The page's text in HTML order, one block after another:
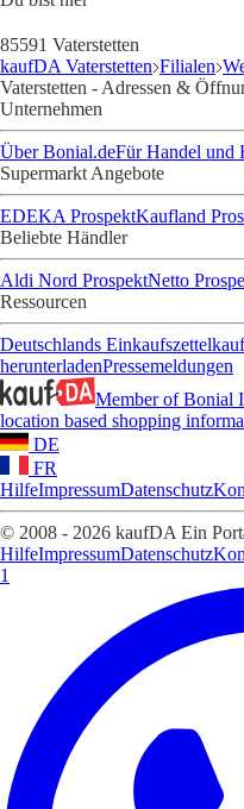
85591 Vaterstetten
kaufDA Vaterstetten Filialen
Vaterstetten - Adressen &
Unternehmen
Über Bonial.deFür Handel und
Supermarkt Angebote
EDEKA ProspektKaufland
Beliebte Händler
Aldi Nord ProspektNetto
Ressourcen
Deutschlands Einkaufszettel
herunterladenPressemeldungen
Member of Bonial
location based shopping
DE
FR
HilfeImpressumDatenschutz
© 2008 - 2026 kaufDA Ein
HilfeImpressumDatenschutz
1